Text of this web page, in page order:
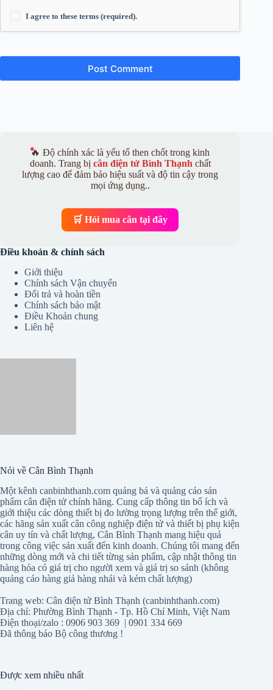
I agree to these terms (required).
Post Comment
🔥 Độ chính xác là yếu tố then chốt trong kinh
doanh. Trang bị cân điện tử Bình Thạnh chất
lượng cao để đảm bảo hiệu suất và độ tin cậy trong
mọi ứng dụng..
🛒 Hỏi mua cân tại đây
Điều khoản & chính sách
Giới thiệu
Chính sách Vận chuyển
Đổi trả và hoàn tiền
Chính sách bảo mật
Điều Khoản chung
Liên hệ
Nói về Cân Bình Thạnh
Một kênh canbinhthanh.com quảng bá và quảng cáo sản
phẩm cân điện tử chính hãng. Cung cấp thông tin bổ ích và
giới thiệu các dòng thiết bị đo lường trọng lượng trên thế giới,
các hãng sản xuất cân công nghiệp điện tử và thiết bị phụ kiện
cân uy tín và chất lượng, Cân Bình Thạnh mang hiệu quả
trong công việc sản xuất đến kinh doanh. Chúng tôi mang đến
những dòng mới và chi tiết từng sản phẩm, cập nhật thông tin
hàng hóa có giá trị cho người xem và giá trị so sánh (không
quảng cáo hàng giả hàng nhái và kém chất lượng)
Trang web: Cân điện tử Bình Thạnh (canbinhthanh.com)
Địa chỉ: Phường Bình Thạnh - Tp. Hồ Chí Minh, Việt Nam
Điện thoại/zalo : 0906 903 369 | 0901 334 669
Đã thông báo Bộ công thương !
Được xem nhiều nhất